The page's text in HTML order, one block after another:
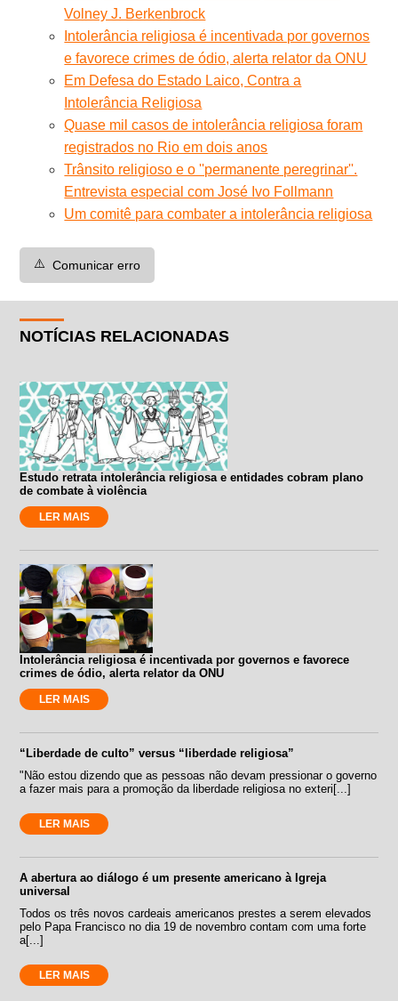
Volney J. Berkenbrock
Intolerância religiosa é incentivada por governos
e favorece crimes de ódio, alerta relator da ONU
Em Defesa do Estado Laico, Contra a
Intolerância Religiosa
Quase mil casos de intolerância religiosa foram
registrados no Rio em dois anos
Trânsito religioso e o ''permanente peregrinar''.
Entrevista especial com José Ivo Follmann
Um comitê para combater a intolerância religiosa
⚠️ Comunicar erro
NOTÍCIAS RELACIONADAS
Estudo retrata intolerância religiosa e entidades cobram plano
de combate à violência
LER MAIS
Intolerância religiosa é incentivada por governos e favorece
crimes de ódio, alerta relator da ONU
LER MAIS
“Liberdade de culto” versus “liberdade religiosa”
"Não estou dizendo que as pessoas não devam pressionar o governo
a fazer mais para a promoção da liberdade religiosa no exteri[...]
LER MAIS
A abertura ao diálogo é um presente americano à Igreja
universal
Todos os três novos cardeais americanos prestes a serem elevados
pelo Papa Francisco no dia 19 de novembro contam com uma forte
a[...]
LER MAIS